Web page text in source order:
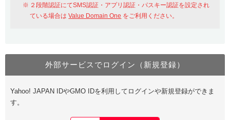
２段階認証にてSMS認証・アプリ認証・パスキー認証を設定され
ている場合はValue Domain One をご利用ください。
外部サービスでログイン（新規登録）
Yahoo! JAPAN IDやGMO IDを利用してログインや新規登録ができま
す。